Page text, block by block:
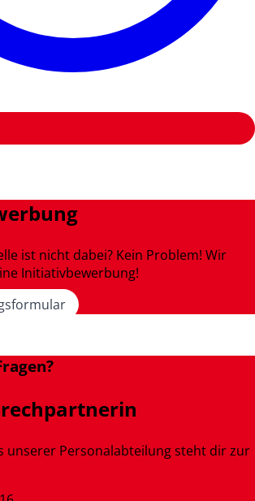
ist nicht dabei? Kein Problem! Wir
Initiativbewerbung!
unserer Personalabteilung steht dir zur